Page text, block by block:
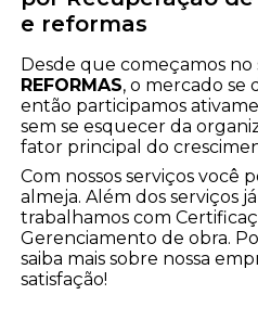
e reformas
Desde que começamos
REFORMAS, o mercado se
então participamos
sem se esquecer da
fator principal do
Com nossos serviços você
almeja. Além dos serviços
trabalhamos com
Gerenciamento de obra.
saiba mais sobre nossa
satisfação!